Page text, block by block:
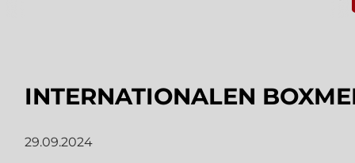
INTERNATIONALEN
29.09.2024